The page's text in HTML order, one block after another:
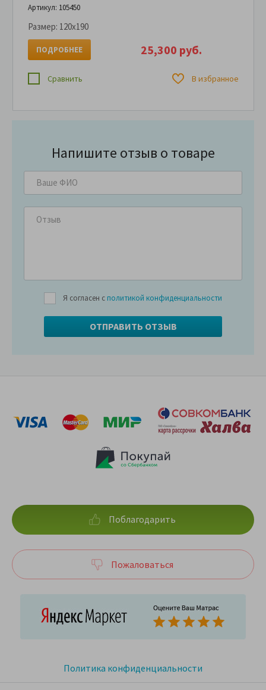
Артикул: 105450
Размер: 120x190
25,300 руб.
ПОДРОБНЕЕ
Сравнить В избранное
Напишите отзыв о товаре
Я согласен с политикой конфиденциальности
Политика конфиденциальности
Поблагодарить
Пожаловаться